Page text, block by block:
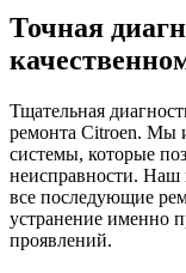
Точная
Тщательная
ремонта Citroen. Мы
системы, которые
неисправности. Наш
все последующие
устранение именно
проявлений.